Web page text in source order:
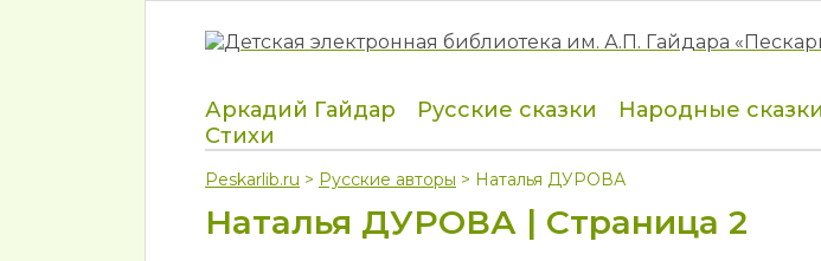
Аркадий Гайдар Русские сказки Народные сказки
Стихи
Peskarlib.ru > Русские авторы > Наталья ДУРОВА
Наталья ДУРОВА | Страница 2